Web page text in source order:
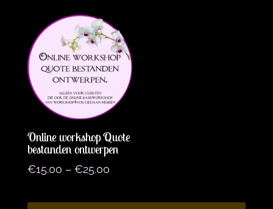
Online workshop Quote
bestanden ontwerpen
€15.00 – €25.00